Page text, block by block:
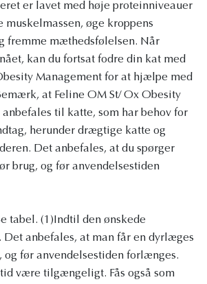
er lavet med høje proteinniveauer
øge kroppens
fremme mæthedsfølelsen. Når
kan du fortsat fodre din kat med
Management for at hjælpe med
at Feline OM St/ Ox Obesity
til katte, som har behov for
herunder drægtige katte og
Det anbefales, at du spørger
brug, og før anvendelsestiden
tabel. (1)Indtil den ønskede
Det anbefales, at man får en dyrlæges
og før anvendelsestiden forlænges.
være tilgængeligt. Fås også som